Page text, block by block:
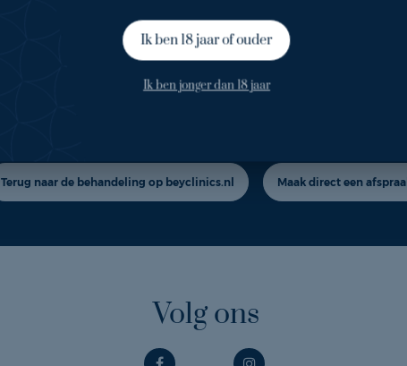
Ik ben 18 jaar of ouder
Ik ben jonger dan 18 jaar
Terug naar de behandeling op beyclinics.nl Maak direct een
Volg ons